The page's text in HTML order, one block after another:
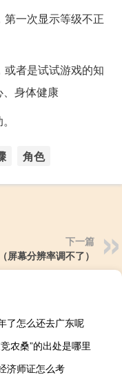
一次显示等级不正
者是试试游戏的知
身体健康
角色
下一篇
屏幕分辨率调不了）
了怎么还去广东呢
农桑”的出处是哪里
济师证怎么考